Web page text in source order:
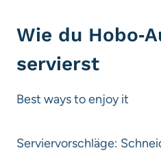
Wie du
servierst
Best ways to enjoy it
Serviervorschläge: